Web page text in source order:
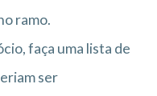
ramo.
faça uma lista de
ser